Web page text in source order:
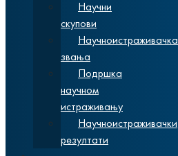
Научни
скупови
Научноистраживачка
звања
Подршка
научном
истраживању
Научноистраживачки
резултати